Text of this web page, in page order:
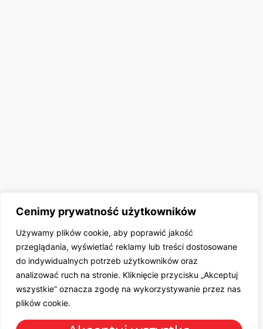
Cenimy prywatność użytkowników
Używamy plików cookie, aby poprawić jakość
przeglądania, wyświetlać reklamy lub treści dostosowane
do indywidualnych potrzeb użytkowników oraz
analizować ruch na stronie. Kliknięcie przycisku „Akceptuj
wszystkie” oznacza zgodę na wykorzystywanie przez nas
plików cookie.